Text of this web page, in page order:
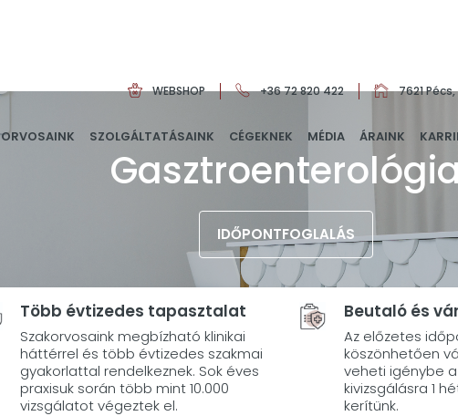
ORVOSAINK SZOLGÁLTATÁSAINK CÉGEKNEK MÉDIA ÁRAINK
WEBSHOP +36 72 820 422 7621
Gasztroenterológia
IDŐPONTFOGLALÁS
Több évtizedes tapasztalat
Szakorvosaink megbízható klinikai
háttérrel és több évtizedes szakmai
gyakorlattal rendelkeznek. Sok éves
praxisuk során több mint 10.000
vizsgálatot végeztek el.
Beutaló és
Az előzetes
köszönhetően
veheti igénybe
kivizsgálásra 1
kerítünk.